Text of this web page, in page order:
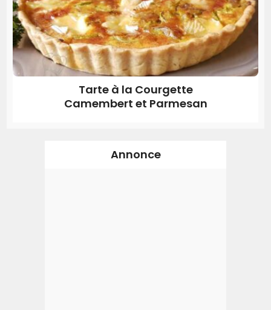
Tarte à la Courgette
Camembert et Parmesan
Annonce